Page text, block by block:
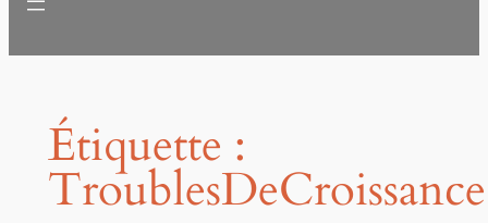
Étiquette :
TroublesDeCroissance